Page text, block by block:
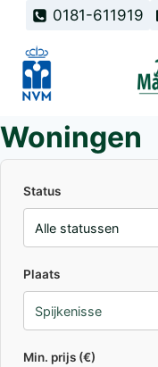
Doorgaan
inhoud
0181-611919
Woningen
Status
Plaats
Min. prijs (€)